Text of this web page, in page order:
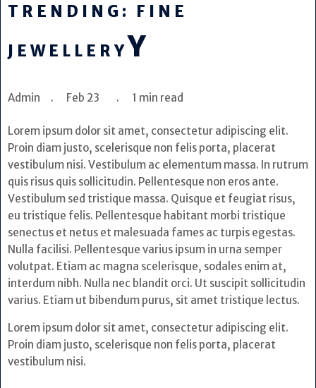
TRENDING: FINE
JEWELLERYY
Admin . Feb 23 . 1 min read
Lorem ipsum dolor sit amet, consectetur adipiscing elit.
Proin diam justo, scelerisque non felis porta, placerat
vestibulum nisi. Vestibulum ac elementum massa. In rutrum
quis risus quis sollicitudin. Pellentesque non eros ante.
Vestibulum sed tristique massa. Quisque et feugiat risus,
eu tristique felis. Pellentesque habitant morbi tristique
senectus et netus et malesuada fames ac turpis egestas.
Nulla facilisi. Pellentesque varius ipsum in urna semper
volutpat. Etiam ac magna scelerisque, sodales enim at,
interdum nibh. Nulla nec blandit orci. Ut suscipit sollicitudin
varius. Etiam ut bibendum purus, sit amet tristique lectus.
Lorem ipsum dolor sit amet, consectetur adipiscing elit.
Proin diam justo, scelerisque non felis porta, placerat
vestibulum nisi.